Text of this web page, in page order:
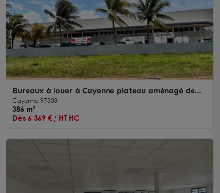
Bureaux à louer à Cayenne plateau aménagé de
340 m2 avec stationnement
Cayenne 97300
386 m²
Dès 6 369 € / HT HC